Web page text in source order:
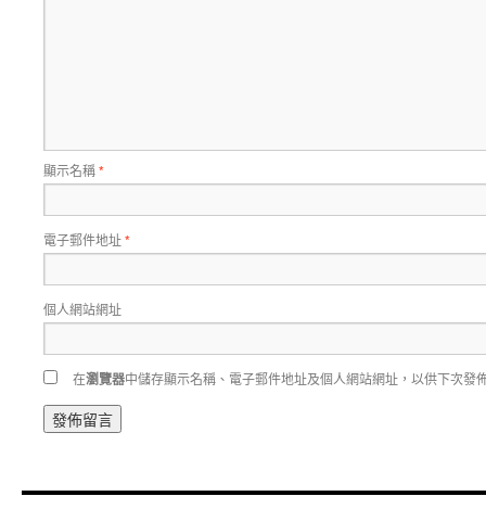
顯示名稱*
電子郵件地址*
個人網站網址
在瀏覽器中儲存顯示名稱、電子郵件地址及個人網站網址，以供下次發